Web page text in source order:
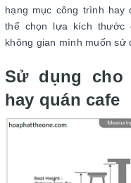
hạng mục công trình
thể chọn lựa kích thước
không gian mình muốn sử
Sử dụng cho
hay quán cafe